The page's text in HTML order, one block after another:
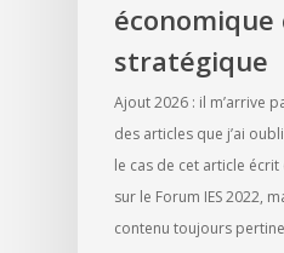
économique
stratégique
Ajout 2026 : il m’arrive
des articles que j’ai
le cas de cet article
sur le Forum IES 2022,
contenu toujours